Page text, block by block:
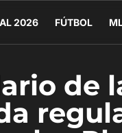
2026 FÚTBOL
de